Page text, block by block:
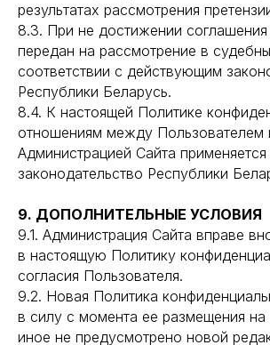
результатах рассмотрения
8.3. При не достижении
передан на рассмотрение в
соответствии с действующим
Республики Беларусь.
8.4. К настоящей Политике
отношениям между Пользователем
Администрацией Сайта
законодательство Республики
9. ДОПОЛНИТЕЛЬНЫЕ УСЛОВИЯ
9.1. Администрация Сайта вправе
в настоящую Политику
согласия Пользователя.
9.2. Новая Политика
в силу с момента ее размещения на
иное не предусмотрено новой